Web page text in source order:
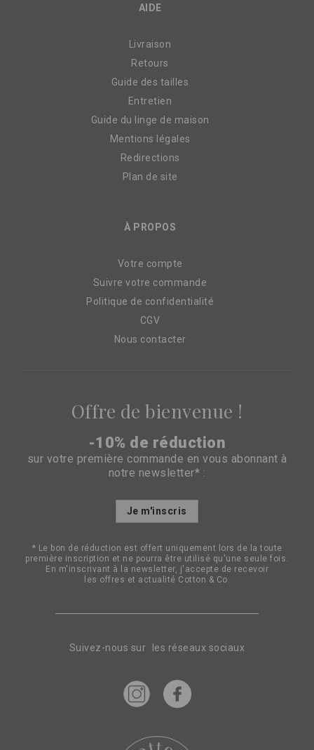
AIDE
Livraison
Retours
Guide des tailles
Entretien
Guide du linge de maison
Mentions légales
Redirections
Plan de site
À PROPOS
Votre compte
Suivre votre commande
Politique de confidentialité
CGV
Nous contacter
Suivez-nous sur les réseaux sociaux
Offre de bienvenue !
-10% de réduction
sur votre première commande en vous abonnant à
notre newsletter* :
Inscription
d’information
:
Je m'inscris
* Le bon de réduction est offert uniquement lors de la toute
première inscription et ne pourra être utilisé qu'une seule fois.
En m'inscrivant à la newsletter, j'accepte de recevoir
les offres et actualité Cotton & Co.